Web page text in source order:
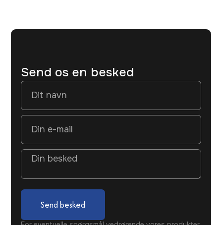
Send os en besked
Send besked